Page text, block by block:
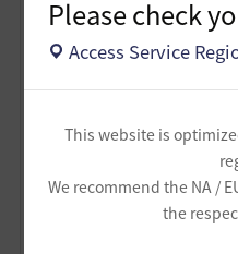
Please check
Access Service
This website is
We recommend the NA /
the